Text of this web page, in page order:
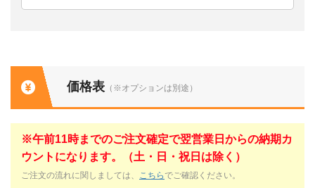
価格表 （※オプションは別途）
※午前11時までのご注文確定で翌営業日からの納期カ
ウントになります。（土・日・祝日は除く）
ご注文の流れに関しましては、 こちら でご確認ください。